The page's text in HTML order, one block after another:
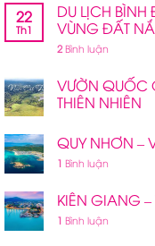
22
Th1
DU LỊCH
VÙNG ĐẤT
2 Bình luận
VƯỜN QUỐC
THIÊN NHIÊN
QUY NHƠN –
1 Bình luận
KIÊN GIANG
1 Bình luận